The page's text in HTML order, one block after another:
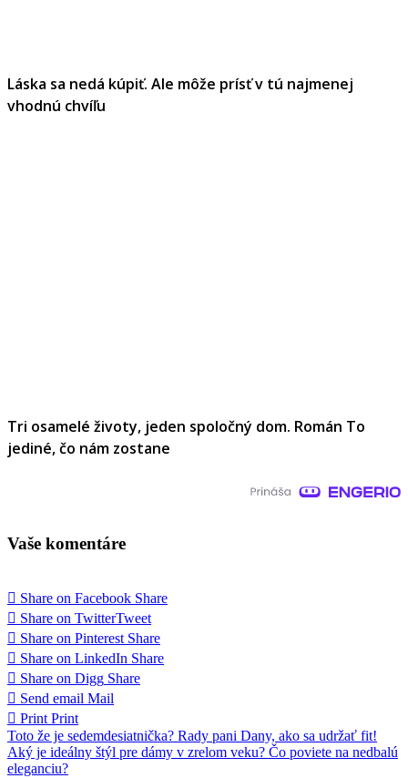
Láska sa nedá kúpiť. Ale môže prísť v tú najmenej
vhodnú chvíľu
Tri osamelé životy, jeden spoločný dom. Román To
jediné, čo nám zostane
Vaše komentáre
Share on Facebook Share
Share on TwitterTweet
Share on Pinterest Share
Share on LinkedIn Share
Share on Digg Share
Send email Mail
Print Print
Navigácia
v
Toto že je sedemdesiatnička? Rady pani Dany, ako sa udržať fit!
Aký je ideálny štýl pre dámy v zrelom veku? Čo poviete na nedbalú
eleganciu?